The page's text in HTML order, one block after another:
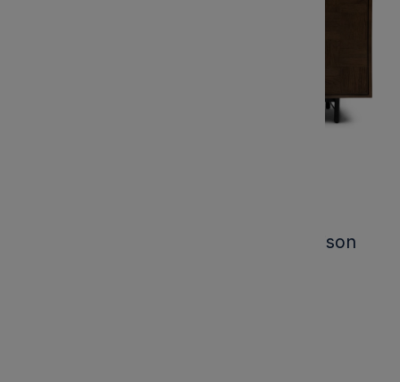
Komoda Mac Arthur Park Riviera Maison